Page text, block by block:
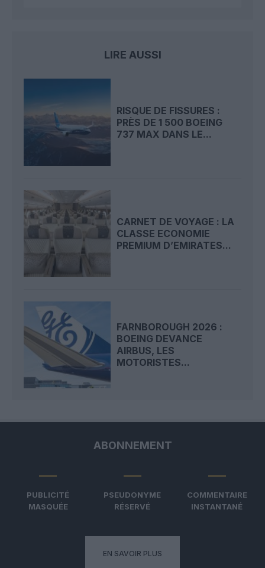
LIRE AUSSI
RISQUE DE FISSURES :
PRÈS DE 1 500 BOEING
737 MAX DANS LE...
CARNET DE VOYAGE : LA
CLASSE ECONOMIE
PREMIUM D’EMIRATES...
FARNBOROUGH 2026 :
BOEING DEVANCE
AIRBUS, LES
MOTORISTES...
ABONNEMENT
PUBLICITÉ
MASQUÉE
PSEUDONYME
RÉSERVÉ
COMMENTAIRE
INSTANTANÉ
EN SAVOIR PLUS